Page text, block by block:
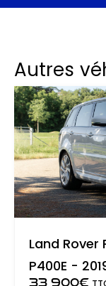
Autres
Land Rover
P400E -
33 900€